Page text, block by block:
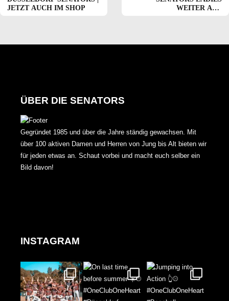
JETZT AUCH IM SHOP
WEITER AUF
ÜBER DIE SENATORS
Gegründet 1985 und über die Jahre ständig gewachsen. Mit
über 100 aktiven Damen und Herren von Jung bis Alt bieten wir
für jeden etwas an. Schaut vorbei und macht euch selber ein
Bild davon!
INSTAGRAM